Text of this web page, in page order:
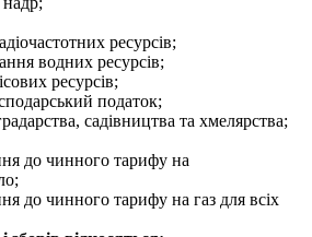
ресурсів;
водних ресурсів;
ресурсів;
податок;
садівництва та хмелярства;
до чинного тарифу на
до чинного тарифу на газ для всіх